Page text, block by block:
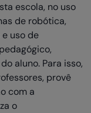
escola, no uso
de robótica,
uso de
aluno. Para isso,
provê
com a
o